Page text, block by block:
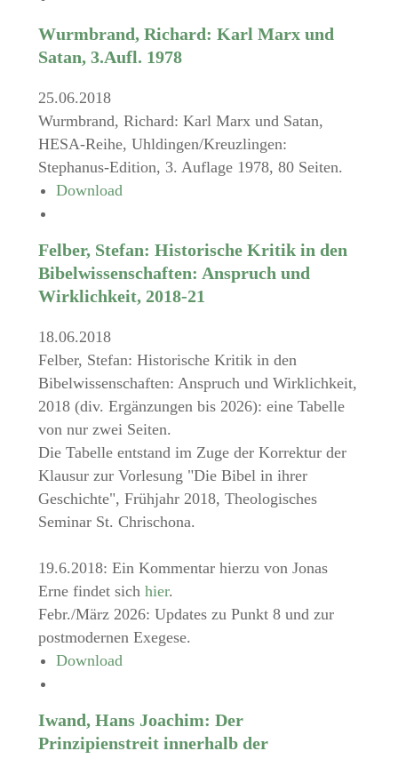
Wurmbrand, Richard: Karl Marx und
Satan, 3.Aufl. 1978
25.06.2018
Wurmbrand, Richard: Karl Marx und Satan,
HESA-Reihe, Uhldingen/Kreuzlingen:
Stephanus-Edition, 3. Auflage 1978, 80 Seiten.
Download
Felber, Stefan: Historische Kritik in den
Bibelwissenschaften: Anspruch und
Wirklichkeit, 2018-21
18.06.2018
Felber, Stefan: Historische Kritik in den
Bibelwissenschaften: Anspruch und Wirklichkeit,
2018 (div. Ergänzungen bis 2026): eine Tabelle
von nur zwei Seiten.
Die Tabelle entstand im Zuge der Korrektur der
Klausur zur Vorlesung "Die Bibel in ihrer
Geschichte", Frühjahr 2018, Theologisches
Seminar St. Chrischona.
19.6.2018: Ein Kommentar hierzu von Jonas
Erne findet sich hier.
Febr./März 2026: Updates zu Punkt 8 und zur
postmodernen Exegese.
Download
Iwand, Hans Joachim: Der
Prinzipienstreit innerhalb der